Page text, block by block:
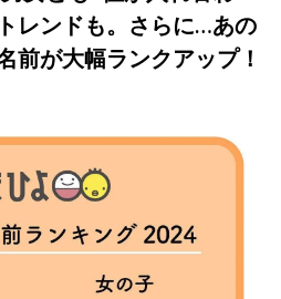
レンドも。さらに…あの
前が大幅ランクアップ！